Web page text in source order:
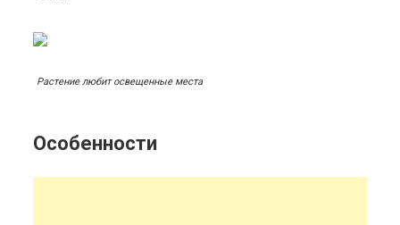
Растение любит освещенные места
Особенности